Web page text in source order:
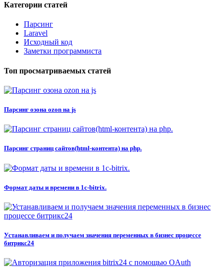
Категории статей
Парсинг
Laravel
Исходный код
Заметки программиста
Топ просматриваемых статей
Парсинг озона ozon на js
Парсинг страниц сайтов(html-контента) на php.
Формат даты и времени в 1c-bitrix.
Устанавливаем и получаем значения переменных в бизнес процессе
битрикс24